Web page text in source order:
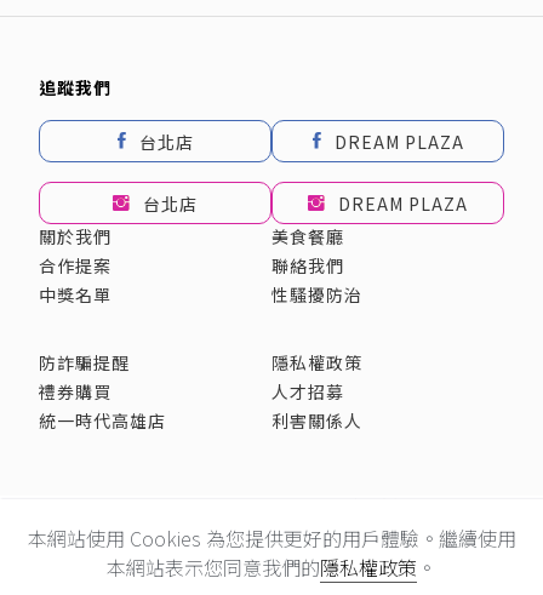
追蹤我們
台北店 DREAM PLAZA
台北店
DREAM PLAZA
關於我們
美食餐廳
合作提案
聯絡我們
中獎名單
性騷擾防治
防詐騙提醒
隱私權政策
禮券購買
人才招募
統一時代高雄店
利害關係人
建議使用Chrome、Firefox、Safari最新版本瀏覽
統一企業集團 © 統一百華股份有限公司 All rights reserved.
本網站使用 Cookies 為您提供更好的用戶體驗。繼續使用
本網站表示您同意我們的隱私權政策 。